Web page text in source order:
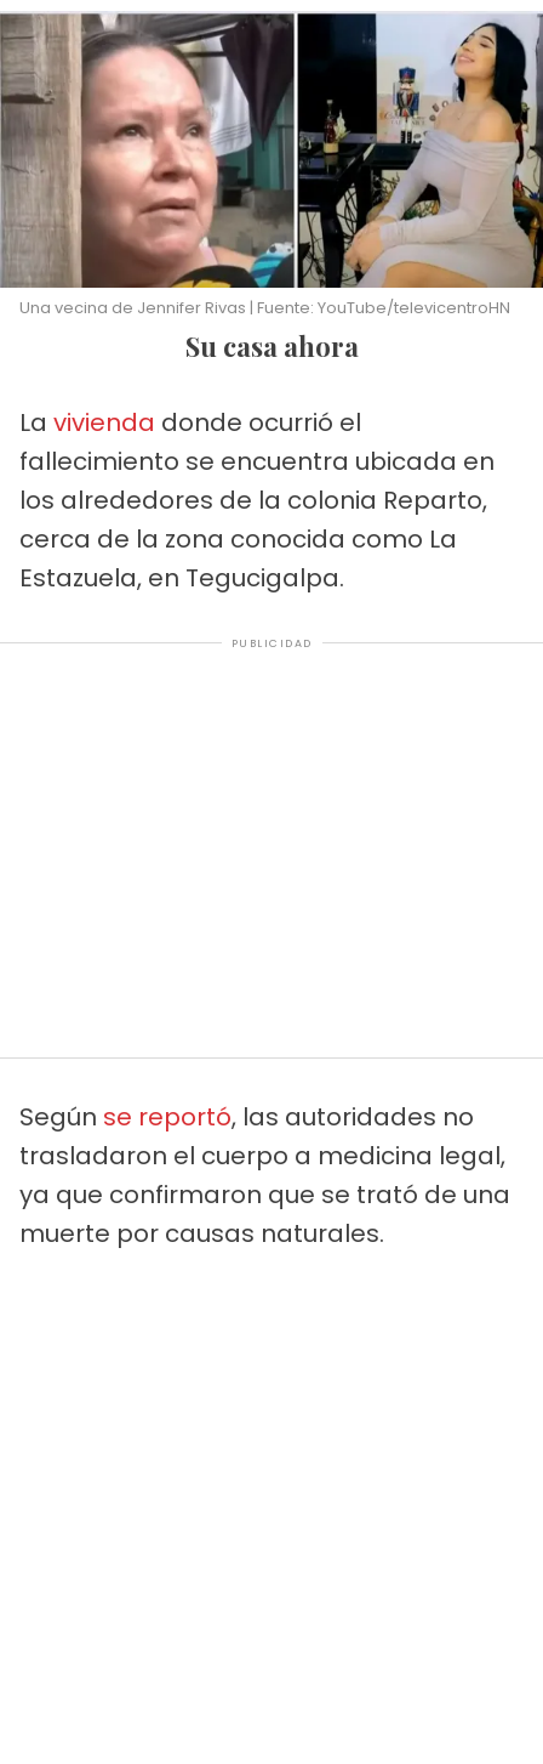
Una vecina de Jennifer Rivas | Fuente: YouTube/televicentroHN
Su casa ahora
La vivienda donde ocurrió el
fallecimiento se encuentra ubicada en
los alrededores de la colonia Reparto,
cerca de la zona conocida como La
Estazuela, en Tegucigalpa.
PUBLICIDAD
Según se reportó, las autoridades no
trasladaron el cuerpo a medicina legal,
ya que confirmaron que se trató de una
muerte por causas naturales.